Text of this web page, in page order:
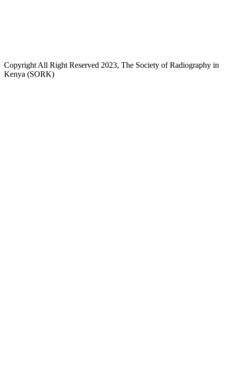
Copyright All Right Reserved 2023, The Society of Radiography in
Kenya (SORK)